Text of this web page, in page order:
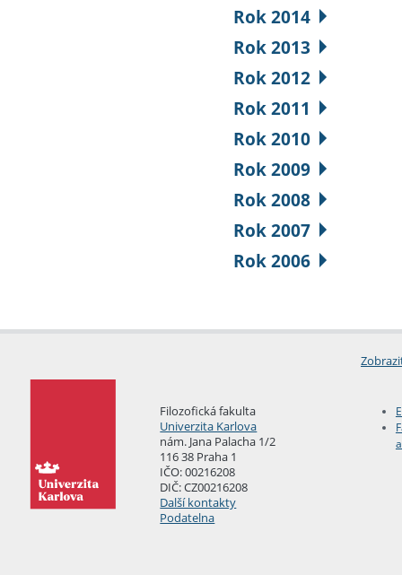
Rok 2014
Rok 2013
Rok 2012
Rok 2011
Rok 2010
Rok 2009
Rok 2008
Rok 2007
Rok 2006
Filozofická fakulta
Univerzita Karlova
nám. Jana Palacha 1/2
116 38 Praha 1
IČO: 00216208
DIČ: CZ00216208
Další kontakty
Podatelna